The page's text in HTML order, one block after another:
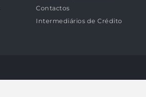
Contactos
Intermediários de Crédito